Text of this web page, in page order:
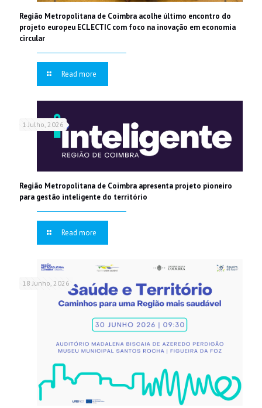
Região Metropolitana de Coimbra acolhe último encontro do
projeto europeu ECLECTIC com foco na inovação em economia
circular
Read more
1 Julho, 2026
Região Metropolitana de Coimbra apresenta projeto pioneiro
para gestão inteligente do território
Read more
18 Junho, 2026